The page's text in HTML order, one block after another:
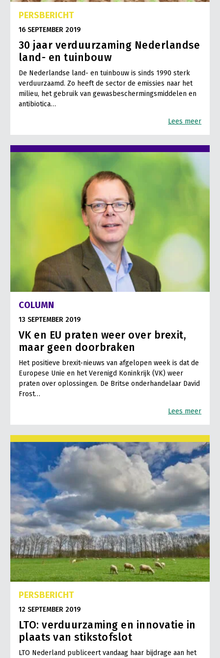
PERSBERICHT
16 SEPTEMBER 2019
30 jaar verduurzaming Nederlandse
land- en tuinbouw
De Nederlandse land- en tuinbouw is sinds 1990 sterk
verduurzaamd. Zo heeft de sector de emissies naar het
milieu, het gebruik van gewasbeschermingsmiddelen en
antibiotica…
Lees meer
COLUMN
13 SEPTEMBER 2019
VK en EU praten weer over brexit,
maar geen doorbraken
Het positieve brexit-nieuws van afgelopen week is dat de
Europese Unie en het Verenigd Koninkrijk (VK) weer
praten over oplossingen. De Britse onderhandelaar David
Frost…
Lees meer
PERSBERICHT
12 SEPTEMBER 2019
LTO: verduurzaming en innovatie in
plaats van stikstofslot
LTO Nederland publiceert vandaag haar bijdrage aan het